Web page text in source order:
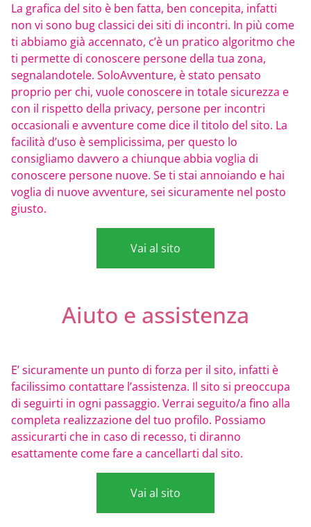
La grafica del sito è ben fatta, ben concepita, infatti
non vi sono bug classici dei siti di incontri. In più come
ti abbiamo già accennato, c’è un pratico algoritmo che
ti permette di conoscere persone della tua zona,
segnalandotele. SoloAvventure, è stato pensato
proprio per chi, vuole conoscere in totale sicurezza e
con il rispetto della privacy, persone per incontri
occasionali e avventure come dice il titolo del sito. La
facilità d’uso è semplicissima, per questo lo
consigliamo davvero a chiunque abbia voglia di
conoscere persone nuove. Se ti stai annoiando e hai
voglia di nuove avventure, sei sicuramente nel posto
giusto.
Vai al sito
Aiuto e assistenza
E’ sicuramente un punto di forza per il sito, infatti è
facilissimo contattare l’assistenza. Il sito si preoccupa
di seguirti in ogni passaggio. Verrai seguito/a fino alla
completa realizzazione del tuo profilo. Possiamo
assicurarti che in caso di recesso, ti diranno
esattamente come fare a cancellarti dal sito.
Vai al sito